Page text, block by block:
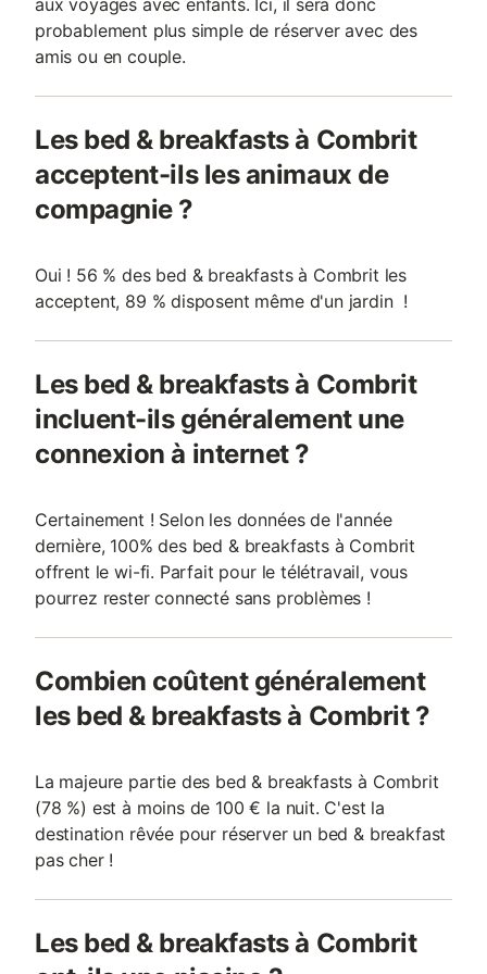
aux voyages avec enfants. Ici, il sera donc
probablement plus simple de réserver avec des
amis ou en couple.
Les bed & breakfasts à Combrit
acceptent-ils les animaux de
compagnie ?
Oui ! 56 % des bed & breakfasts à Combrit les
acceptent, 89 % disposent même d'un jardin !
Les bed & breakfasts à Combrit
incluent-ils généralement une
connexion à internet ?
Certainement ! Selon les données de l'année
dernière, 100% des bed & breakfasts à Combrit
offrent le wi-fi. Parfait pour le télétravail, vous
pourrez rester connecté sans problèmes !
Combien coûtent généralement
les bed & breakfasts à Combrit ?
La majeure partie des bed & breakfasts à Combrit
(78 %) est à moins de 100 € la nuit. C'est la
destination rêvée pour réserver un bed & breakfast
pas cher !
Les bed & breakfasts à Combrit